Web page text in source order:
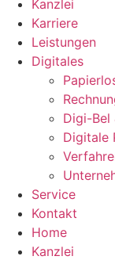
Kanzlei
Karriere
Leistungen
Digitales
Digi-Bel
Digitale
Service
Kontakt
Home
Kanzlei